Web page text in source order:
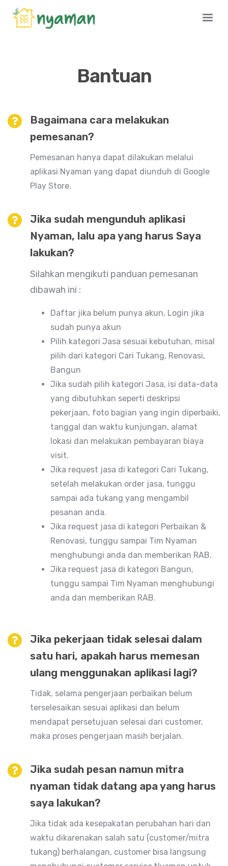
Bantuan
Bagaimana cara melakukan
pemesanan?
Pemesanan hanya dapat dilakukan melalui
aplikasi Nyaman yang dapat diunduh di Google
Play Store.
Jika sudah mengunduh aplikasi
Nyaman, lalu apa yang harus Saya
lakukan?
Silahkan mengikuti panduan pemesanan
dibawah ini :
Daftar jika belum punya akun, Login jika
sudah punya akun
Pilih kategori Jasa sesuai kebutuhan, misal
pilih dari kategori Cari Tukang, Renovasi,
Bangun
Jika sudah pilih kategori Jasa, isi data-data
yang dibutuhkan seperti deskripsi
pekerjaan, foto bagian yang ingin diperbaiki,
tanggal dan waktu kunjungan, alamat
lokasi dan melakukan pembayaran biaya
visit.
Jika request jasa di kategori Cari Tukang,
setelah melakukan order jasa, tunggu
sampai ada tukang yang mengambil
pesanan anda.
Jika request jasa di kategori Perbaikan &
Renovasi, tunggu sampai Tim Nyaman
menghubungi anda dan memberikan RAB.
Jika request jasa di kategori Bangun,
tunggu sampai Tim Nyaman menghubungi
anda dan memberikan RAB.
Jika pekerjaan tidak selesai dalam
satu hari, apakah harus memesan
ulang menggunakan aplikasi lagi?
Tidak, selama pengerjaan perbaikan belum
terselesaikan sesuai aplikasi dan belum
mendapat persetujuan selesai dari customer,
maka proses pengerjaan masih berjalan.
Jika sudah pesan namun mitra
nyaman tidak datang apa yang harus
saya lakukan?
Jika tidak ada kesepakatan perubahan hari dan
waktu dikarenakan salah satu (customer/mitra
tukang) berhalangan, customer bisa langsung